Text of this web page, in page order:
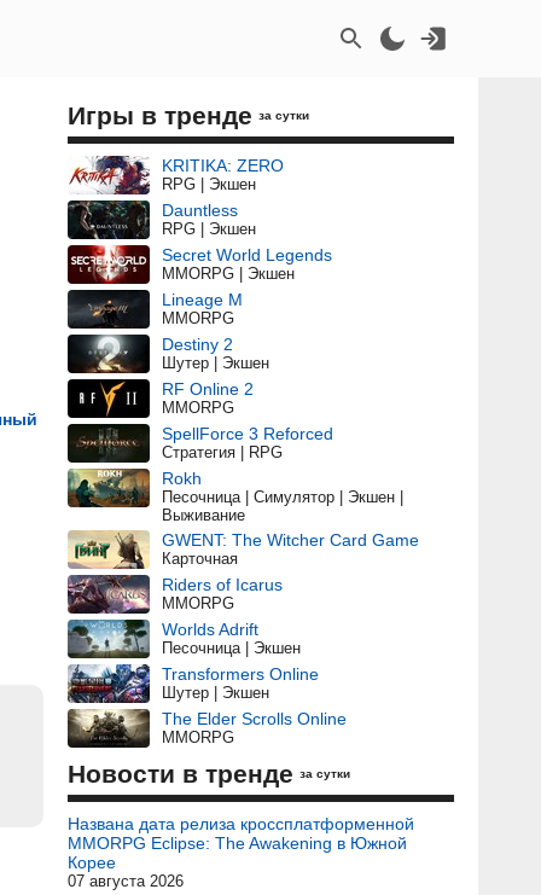
Игры в тренде за сутки
KRITIKA: ZERO
RPG | Экшен
Dauntless
RPG | Экшен
Secret World Legends
MMORPG | Экшен
Lineage M
MMORPG
Destiny 2
Шутер | Экшен
RF Online 2
MMORPG
SpellForce 3 Reforced
Стратегия | RPG
Rokh
Песочница | Симулятор | Экшен |
Выживание
GWENT: The Witcher Card Game
Карточная
Riders of Icarus
MMORPG
Worlds Adrift
Песочница | Экшен
Transformers Online
Шутер | Экшен
The Elder Scrolls Online
MMORPG
Новости в тренде за сутки
Названа дата релиза кроссплатформенной
MMORPG Eclipse: The Awakening в Южной
Корее
07 августа 2026